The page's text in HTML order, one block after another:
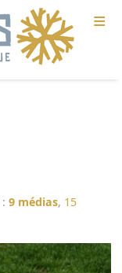
≡
:9 médias, 15